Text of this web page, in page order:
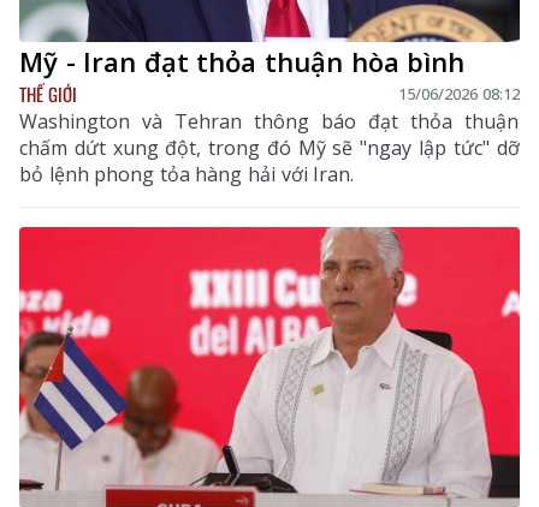
Mỹ - Iran đạt thỏa thuận hòa bình
THẾ GIỚI 15/06/2026 08:12
Washington và Tehran thông báo đạt thỏa thuận
chấm dứt xung đột, trong đó Mỹ sẽ "ngay lập tức" dỡ
bỏ lệnh phong tỏa hàng hải với Iran.